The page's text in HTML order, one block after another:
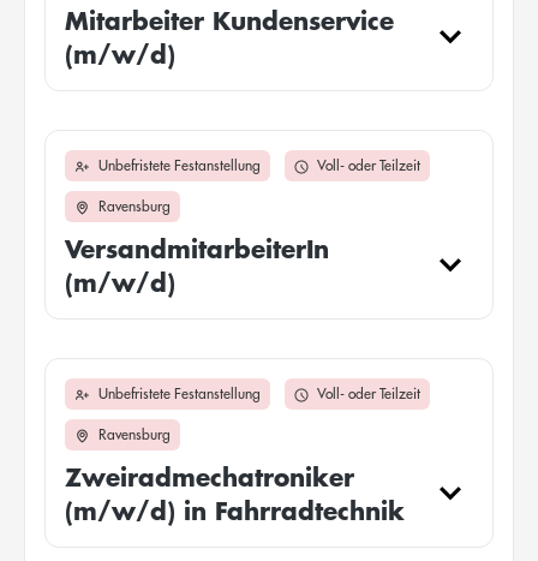
Mitarbeiter Kundenservice
(m/w/d)
Unbefristete Festanstellung
Voll- oder Teilzeit
Ravensburg
VersandmitarbeiterIn
(m/w/d)
Unbefristete Festanstellung
Voll- oder Teilzeit
Ravensburg
Zweiradmechatroniker
(m/w/d) in Fahrradtechnik